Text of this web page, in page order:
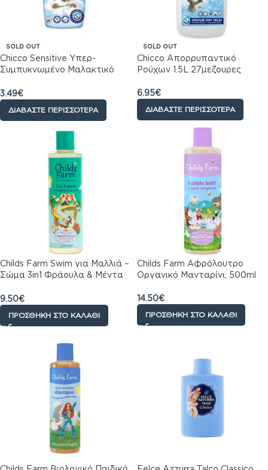
SOLD OUT
Chicco Sensitive Υπερ-
Συμπυκνωμένο Μαλακτικό
750 ml
3.49€
ΔΙΑΒΆΣΤΕ ΠΕΡΙΣΣΌΤΕΡΑ
SOLD OUT
Chicco Απορρυπαντικό
Ρούχων 1.5L 27μεζουρες
6.95€
ΔΙΑΒΆΣΤΕ ΠΕΡΙΣΣΌΤΕΡΑ
Childs Farm Swim για Μαλλιά –
Σώμα 3in1 Φράουλα & Μέντα
9.50€
ΠΡΟΣΘΉΚΗ ΣΤΟ ΚΑΛΆΘΙ
Childs Farm Αφρόλουτρο
Οργανικό Μανταρίνι, 500ml
14.50€
ΠΡΟΣΘΉΚΗ ΣΤΟ ΚΑΛΆΘΙ